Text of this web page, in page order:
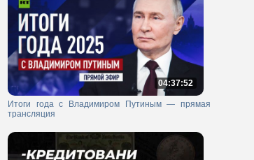
04:37:52
Итоги года с Владимиром Путиным — прямая
трансляция